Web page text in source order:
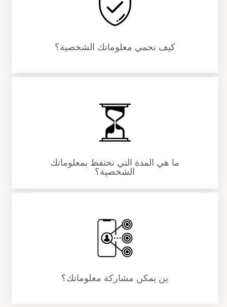
كيف نحمي معلوماتك الشخصية؟
ما هي المدة التي نحتفظ بمعلوماتك
الشخصية؟
ين يمكن مشاركة معلوماتك؟